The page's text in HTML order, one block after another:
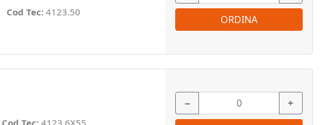
Cod Tec: 4123.50
ORDINA
Cod Tec: 4123.6X55
− +